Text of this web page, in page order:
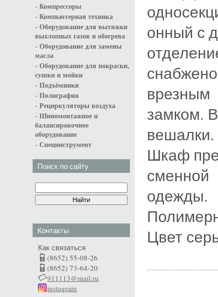
- Компрессоры
- Компьютерная техника
- Оборудование для вытяжки
выхлопных газов и обогрева
- Оборудование для замены
масла
- Оборудование для покраски,
сушки и мойки
- Подъёмники
- Полиграфия
- Рециркуляторы воздуха
- Шиномонтажное и
балансировочное
оборудование
- Специнструмент
Поиск по сайту
Контакты
Как связаться
(8652) 55-08-26
(8652) 73-64-20
911113@mail.ru
instagram
онный с
врезным
замком.
вешалки.
Шкаф
сменной
одежды.
Цвет